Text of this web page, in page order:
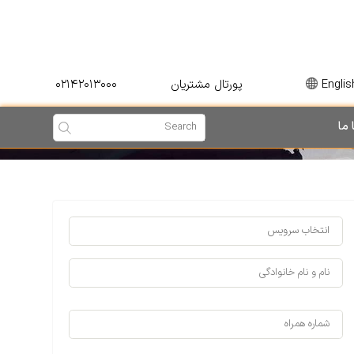
پورتال مشتریان ۰۲۱۴۲۰۱۳۰۰۰
ما